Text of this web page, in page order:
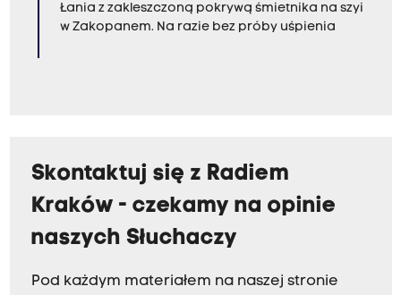
Łania z zakleszczoną pokrywą śmietnika na szyi
w Zakopanem. Na razie bez próby uśpienia
Skontaktuj się z Radiem
Kraków - czekamy na opinie
naszych Słuchaczy
Pod każdym materiałem na naszej stronie